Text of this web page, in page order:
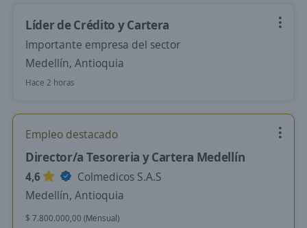
Líder de Crédito y Cartera
Importante empresa del sector
Medellín, Antioquia
Hace 2 horas
Empleo destacado
Director/a Tesoreria y Cartera Medellín
4,6
Colmedicos S.A.S
Medellín, Antioquia
$ 7.800.000,00 (Mensual)